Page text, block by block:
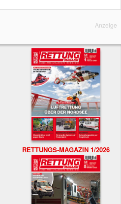
Anzeige
RETTUNGS-MAGAZIN 1/2026